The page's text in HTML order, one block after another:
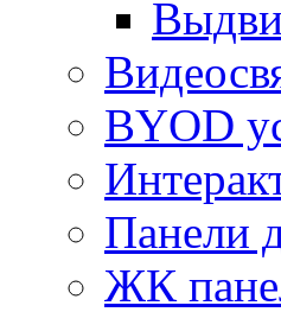
BYOD
Панели
ЖК